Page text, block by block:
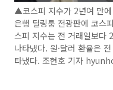
▲코스피 지수가 2년여 만
은행 딜링룸 전광판에 코스
스피 지수는 전 거래일보
나타냈다. 원·달러 환율은
타냈다. 조현호 기자